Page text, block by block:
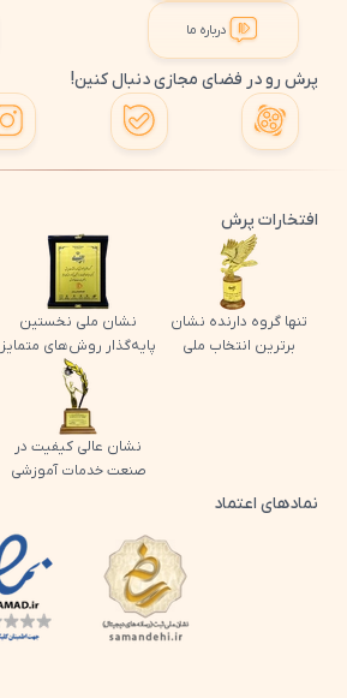
درباره ما
پرش رو در فضای مجازی دنبال کنین!
افتخارات پرش
تنها گروه دارنده نشان
برترین انتخاب ملی
نشان ملی نخستین
پایه‌گذار روش‌های متمایز
نشان عالی کیفیت در
صنعت خدمات آموزشی
نمادهای اعتماد